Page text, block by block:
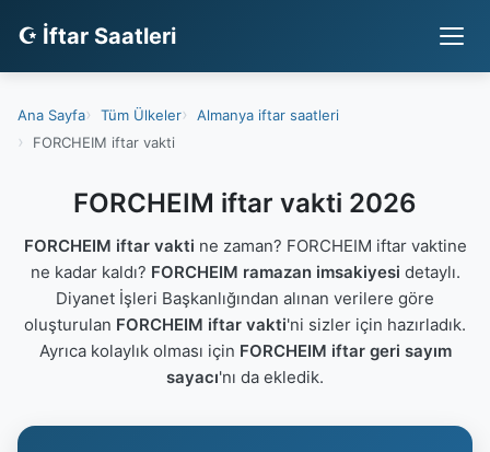
☪ İftar Saatleri
Ana Sayfa Tüm Ülkeler
Almanya iftar saatleri
FORCHEIM iftar vakti
FORCHEIM iftar vakti 2026
FORCHEIM iftar vakti ne zaman? FORCHEIM iftar vaktine
ne kadar kaldı? FORCHEIM ramazan imsakiyesi detaylı.
Diyanet İşleri Başkanlığından alınan verilere göre
oluşturulan FORCHEIM iftar vakti'ni sizler için hazırladık.
Ayrıca kolaylık olması için FORCHEIM iftar geri sayım
sayacı'nı da ekledik.